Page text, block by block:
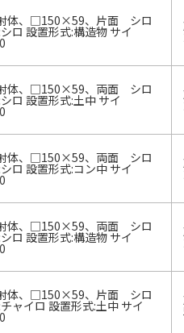
体、□150×59、片面 シロ
ロ 設置形式:構造物 サイ
体、□150×59、両面 シロ
ロ 設置形式:土中 サイ
体、□150×59、両面 シロ
ロ 設置形式:コン中 サイ
体、□150×59、両面 シロ
ロ 設置形式:構造物 サイ
体、□150×59、片面 シロ
ャイロ 設置形式:土中 サイ